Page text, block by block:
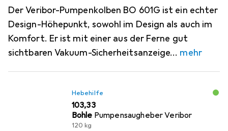
Der Veribor-Pumpenkolben BO 601G ist ein echter
Design-Höhepunkt, sowohl im Design als auch im
Komfort. Er ist mit einer aus der Ferne gut
sichtbaren Vakuum-Sicherheitsanzeige
mehr
Hebehilfe
EUR
103,33
Bohle Pumpensaugheber Veribor
120 kg